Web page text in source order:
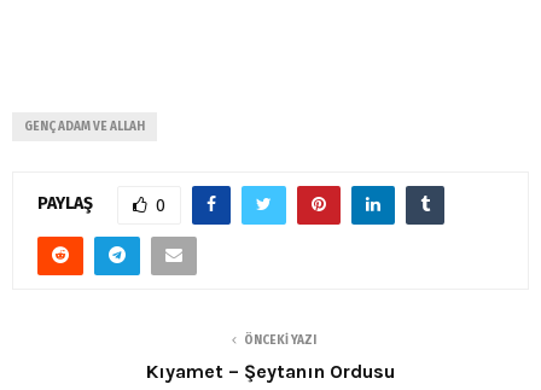
GENÇ ADAM VE ALLAH
PAYLAŞ 0
ÖNCEKI YAZI
Kıyamet – Şeytanın Ordusu